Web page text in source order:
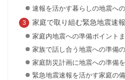
速報を活かす暮らしの地震へ
家庭で取り組む緊急地震速
家庭内地震への準備ポイント
家族で話し合う地震への準備
家庭防災計画に地震への準備
緊急地震速報を活かす家庭の